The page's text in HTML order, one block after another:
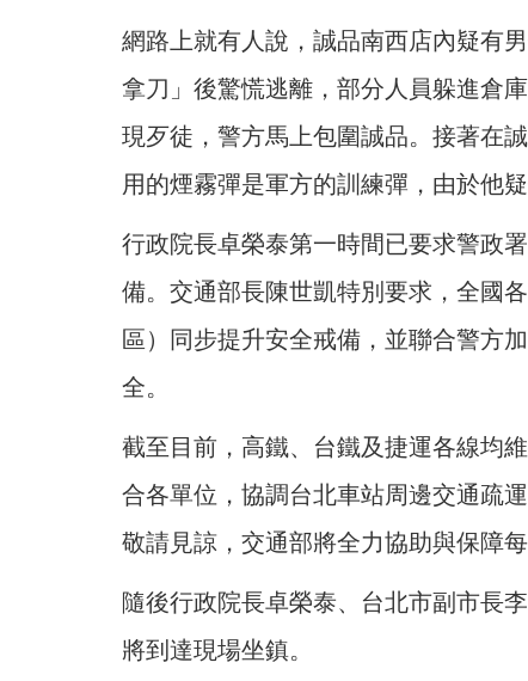
網路上就有人說，誠品南西店內疑有
拿刀」後驚慌逃離，部分人員躲進倉
現歹徒，警方馬上包圍誠品。接著在
用的煙霧彈是軍方的訓練彈，由於他
行政院長卓榮泰第一時間已要求警政
備。交通部長陳世凱特別要求，全國
區）同步提升安全戒備，並聯合警方
全。
截至目前，高鐵、台鐵及捷運各線均
合各單位，協調台北車站周邊交通疏
敬請見諒，交通部將全力協助與保障每
隨後行政院長卓榮泰、台北市副市長
將到達現場坐鎮。